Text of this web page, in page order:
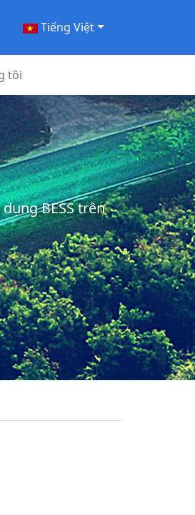
Tiếng Việt
tôi
BESS trên